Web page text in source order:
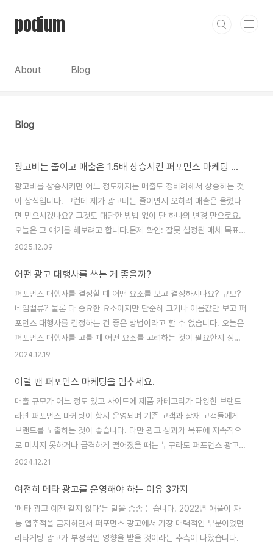
podium
About Blog
Blog
광고비는 줄이고 매출은 1.5배 상승시킨 퍼포먼스 마케팅 개선 방법
광고비를 상승시키면 어느 정도까지는 매출도 정비례해서 상승하는 것
이 상식입니다. 그런데 제가 광고비는 줄이면서 오히려 매출은 올렸다
면 믿으시겠나요? 그것도 대단한 방법 없이 단 하나의 변경 만으로요.
오늘은 그 얘기를 해보려고 합니다.문제 확인: 잘못 설정된 매체 목표저
는 퍼포먼스 마케팅 의뢰가 들어오면 가장 먼저 제가 해결해야 할 문제
하고자 하는 ‘목표’인데요. 기업 유형에 따라 다양한 목표가 있지만 대
부분의 이커머스 브랜드는 매출 극대화를 목표로 가지고 있습니다. 제
가 담당했던 브랜드E도 크게 다르지 않았습니다. 매출 극대화를 목표로
이미 대행사도 써보셨지만 충분히 만족스러운 결과가 나오고 있지 않았
죠. 브랜드E가 운영하고 있는 모든..
2025.12.09
어떤 광고 대행사를 쓰는 게 좋을까?
퍼포먼스 대행사를 결정할 때 어떤 요소를 보고 결정하시나요? 규모?
네임밸류? 물론 다 중요한 요소이지만 단순히 크기나 이름값만 보고 퍼
포먼스 대행사를 결정하는 건 좋은 방법이라고 할 수 없습니다. 오늘은
퍼포먼스 대행사를 고를 때 어떤 요소를 고려하는 것이 필요한지 정리
해 봤습니다.우리 브랜드와 유사한 레퍼런스가 있는가?첫 번째로 고려
질은 상품이나 서비스에 따라 크게 달라지지 않습니다. 하지만 시즌 이
슈나 매체 전략 등 다양한 요소는 업계 특성에 영향을 받을 수밖에 없습
니다. 4,900원짜리 생필품을 광고하는 것과 4,900만 원짜리 명품을
광고하는 방법이 완벽하게 동일할 순 없는 거죠. 그러니 대행사 사이트
와 검색을 통해 해당 대행사가..
2024.12.19
이럴 땐 퍼포먼스 마케팅을 멈추세요.
매출 규모가 어느 정도 있고 사이트에 제품 카테고리가 다양한 브랜드
라면 퍼포먼스 마케팅이 항시 운영되며 기존 고객과 잠재 고객들에게
브랜드를 노출하는 것이 좋습니다. 다만 광고 성과가 목표에 지속적으
로 미치지 못하거나 급격하게 떨어졌을 때는 누구라도 퍼포먼스 광고를
끄는 결정을 하게 될 텐데요. 오늘은 그 외에도 퍼포먼스 광고를 잠시
때‘사이트’라 함은 여러 가지를 포함합니다. 제품 상세페이지의 퀄리티
일 수도 있고 사이트 전체를 구성하는 프레임부터 사용된 이미지, 회원
가입이나 구매전환에 이르는 퍼널의 완성도가 될 수도 있습니다. 이런
것들이 종합적으로 일정 수준에 이르지 못한다면 퍼포먼스 광고를 끄셔
2024.12.21
여전히 메타 광고를 운영해야 하는 이유 3가지
‘메타 광고 예전 같지 않다’는 말을 종종 듣습니다. 2022년 애플이 자
동 앱추적을 금지하면서 퍼포먼스 광고에서 가장 매력적인 부분이었던
리타게팅 광고가 부정적인 영향을 받을 것이라는 추측이 나왔습니다.